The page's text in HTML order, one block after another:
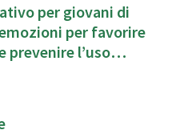
per giovani di
per favorire
prevenire l’uso